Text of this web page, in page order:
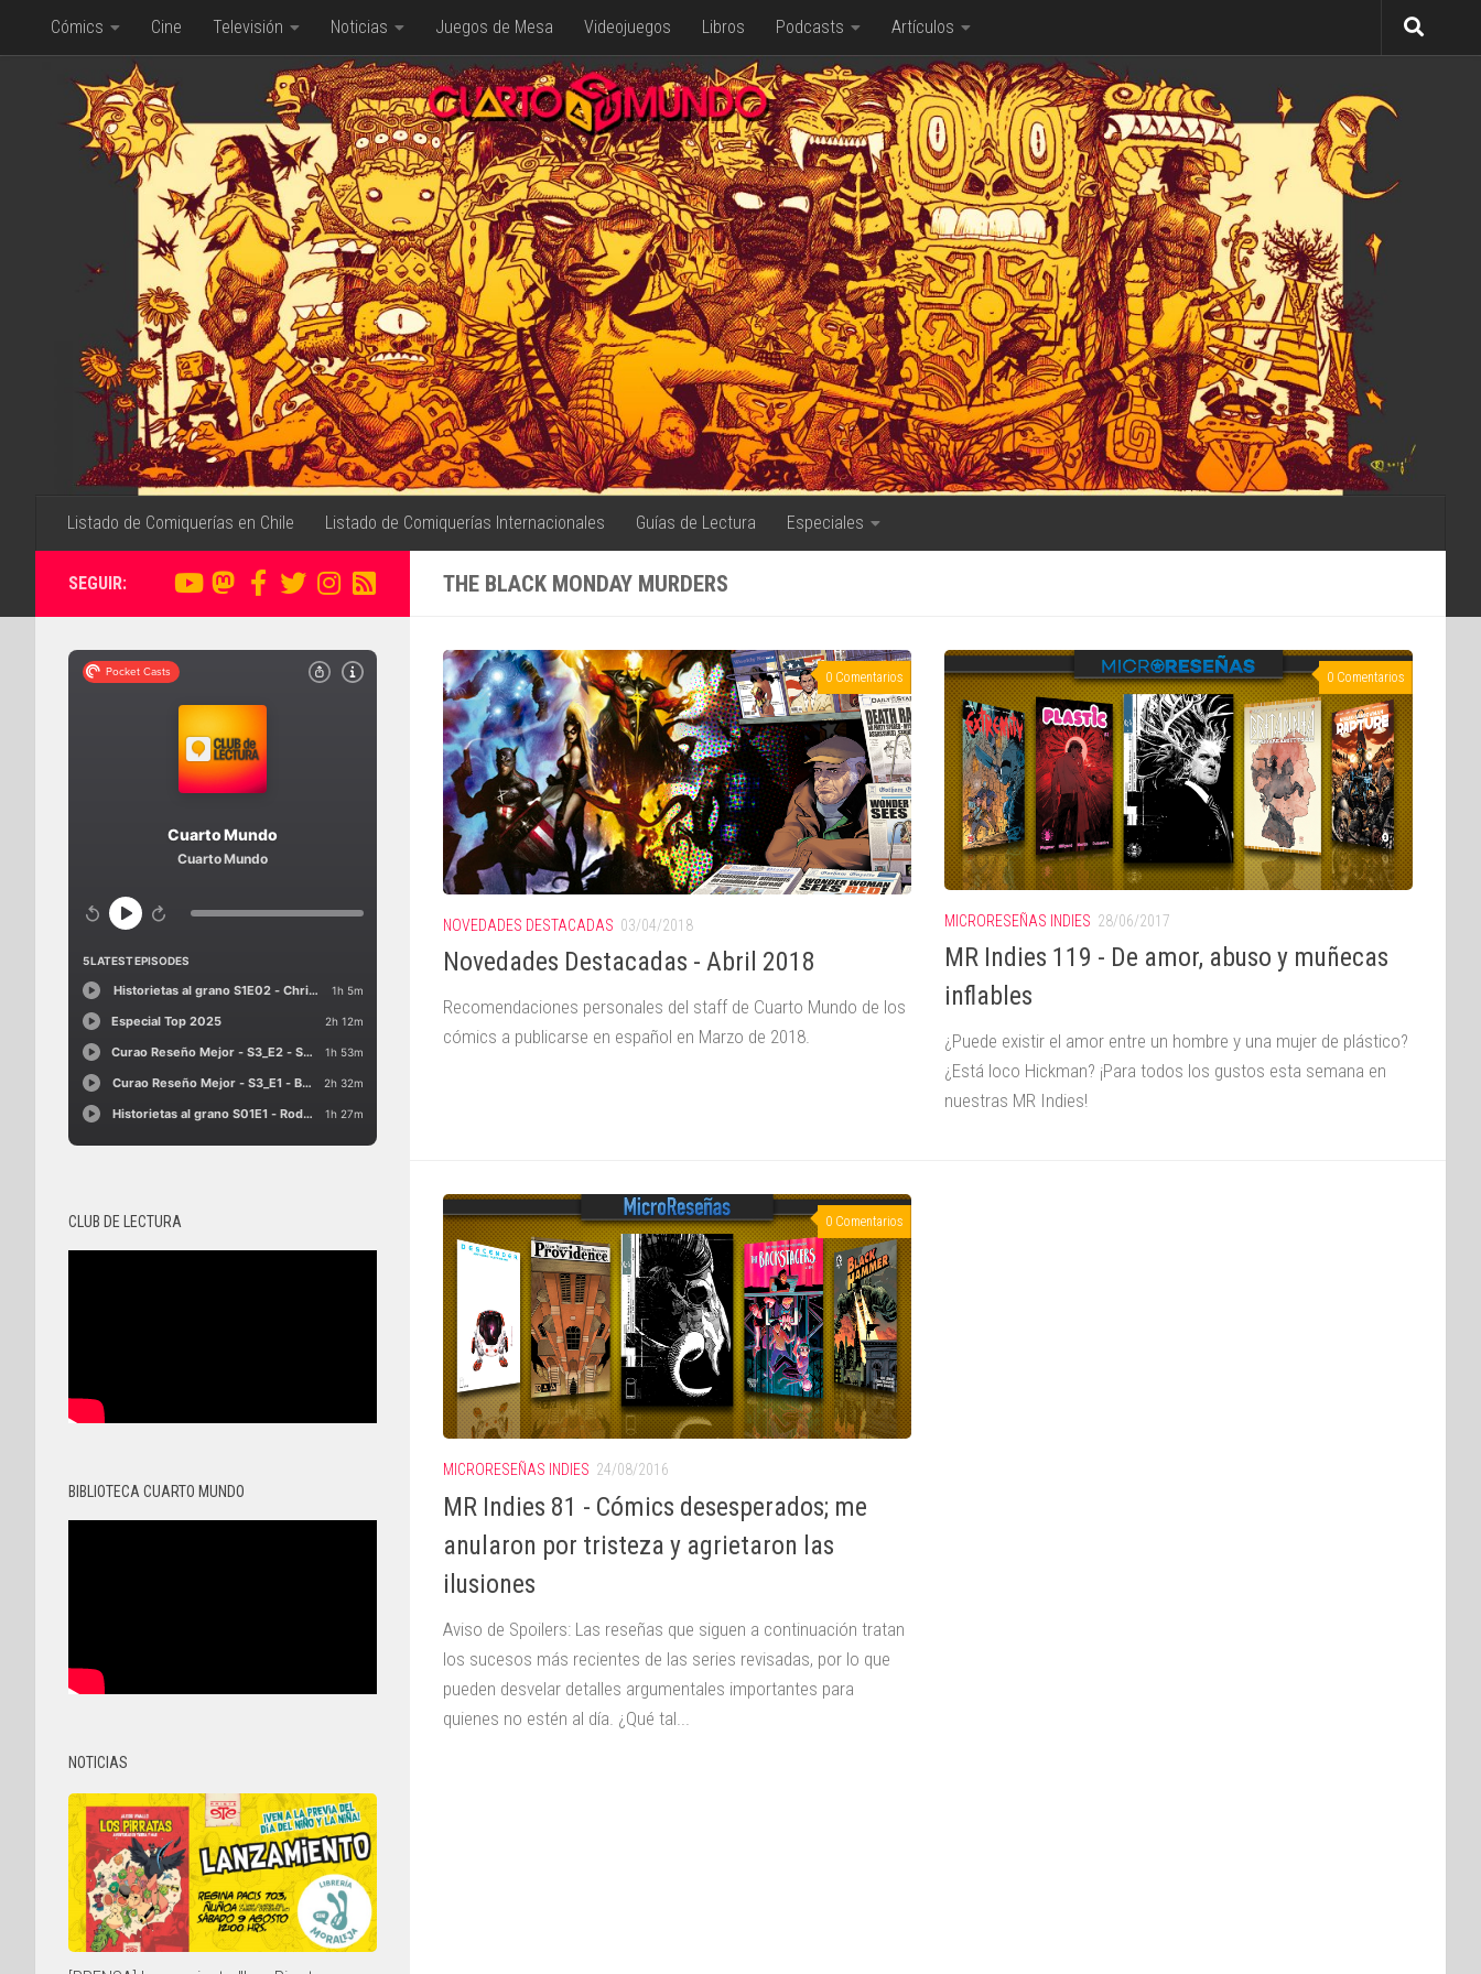
Saltar al contenido
Cómics Cine Televisión Noticias Juegos de Mesa Videojuegos Libros Podcasts Artículos
Listado de Comiquerías en Chile Listado de Comiquerías Internacionales Guías de Lectura Especiales
THE BLACK MONDAY MURDERS
0 Comentarios
NOVEDADES DESTACADAS 03/04/2018
Novedades Destacadas - Abril 2018
Recomendaciones personales del staff de Cuarto Mundo de los
cómics a publicarse en español en Marzo de 2018.
0 Comentarios
MICRORESEÑAS INDIES 28/06/2017
MR Indies 119 - De amor, abuso y muñecas
inflables
¿Puede existir el amor entre un hombre y una mujer de plástico?
¿Está loco Hickman? ¡Para todos los gustos esta semana en
nuestras MR Indies!
0 Comentarios
MICRORESEÑAS INDIES 24/08/2016
MR Indies 81 - Cómics desesperados; me
anularon por tristeza y agrietaron las
ilusiones
Aviso de Spoilers: Las reseñas que siguen a continuación tratan
los sucesos más recientes de las series revisadas, por lo que
pueden desvelar detalles argumentales importantes para
quienes no estén al día. ¿Qué tal...
SEGUIR:
CLUB DE LECTURA
BIBLIOTECA CUARTO MUNDO
NOTICIAS